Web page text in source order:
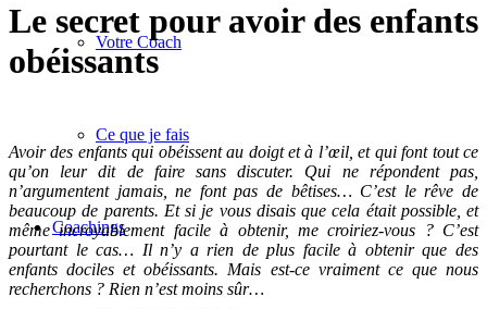
Votre Coach
Ce que je fais
Coachings
Le secret pour avoir des enfants
obéissants
Avoir des enfants qui obéissent au doigt et à l’œil, et qui font tout ce
qu’on leur dit de faire sans discuter. Qui ne répondent pas,
n’argumentent jamais, ne font pas de bêtises… C’est le rêve de
beaucoup de parents. Et si je vous disais que cela était possible, et
même incroyablement facile à obtenir, me croiriez-vous ? C’est
pourtant le cas… Il n’y a rien de plus facile à obtenir que des
enfants dociles et obéissants. Mais est-ce vraiment ce que nous
recherchons ? Rien n’est moins sûr…